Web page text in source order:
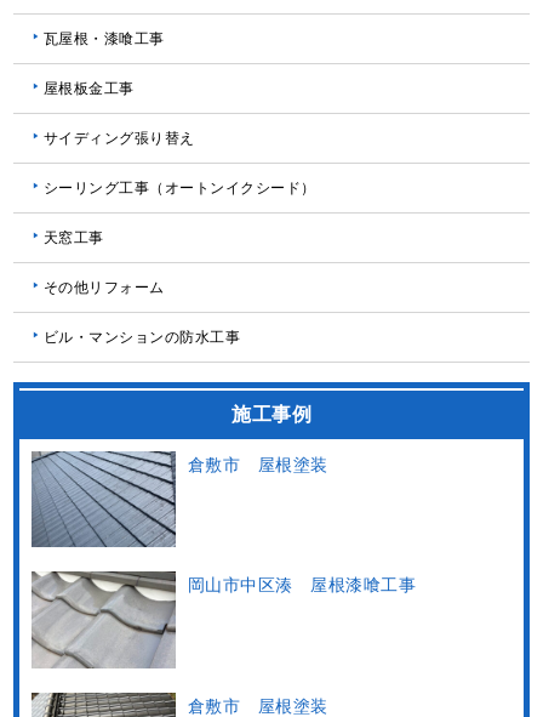
瓦屋根・漆喰工事
屋根板金工事
サイディング張り替え
シーリング工事（オートンイクシード）
天窓工事
その他リフォーム
ビル・マンションの防水工事
施工事例
倉敷市 屋根塗装
岡山市中区湊 屋根漆喰工事
倉敷市 屋根塗装